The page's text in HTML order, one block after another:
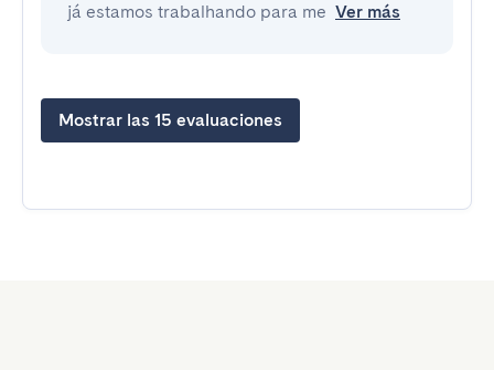
já estamos trabalhando para me Ver más
Mostrar las 15 evaluaciones